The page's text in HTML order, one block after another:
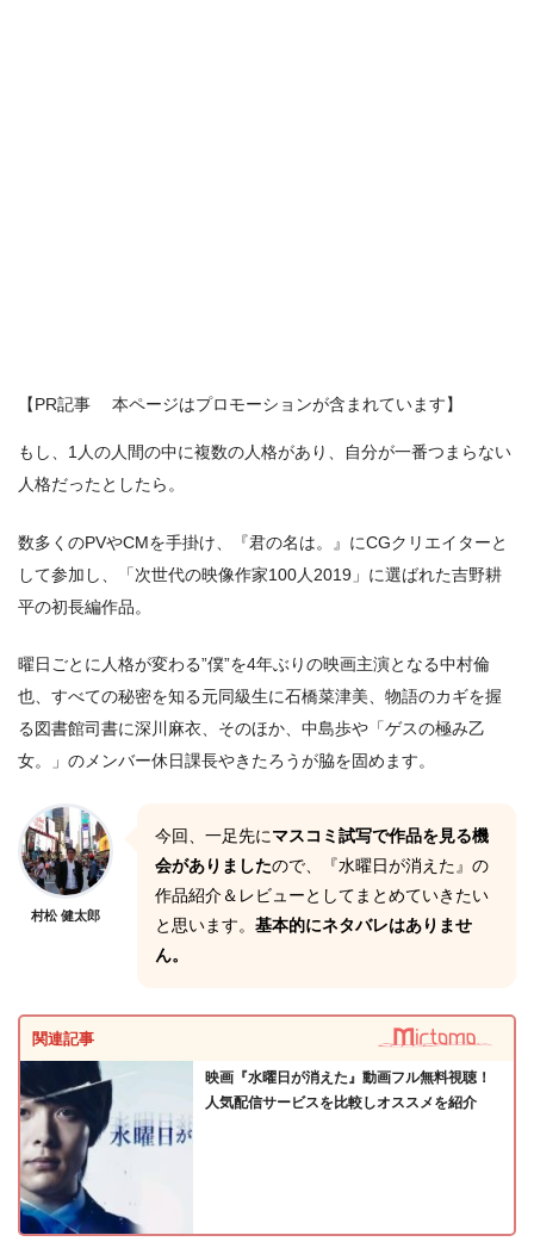
【PR記事 本ページはプロモーションが含まれています】
もし、1人の人間の中に複数の人格があり、自分が一番つまらない
人格だったとしたら。
数多くのPVやCMを手掛け、『君の名は。』にCGクリエイターと
して参加し、「次世代の映像作家100人2019」に選ばれた吉野耕
平の初長編作品。
曜日ごとに人格が変わる”僕”を4年ぶりの映画主演となる中村倫
也、すべての秘密を知る元同級生に石橋菜津美、物語のカギを握
る図書館司書に深川麻衣、そのほか、中島歩や「ゲスの極み乙
女。」のメンバー休日課長やきたろうが脇を固めます。
村松 健太郎
今回、一足先にマスコミ試写で作品を見る機
会がありましたので、『水曜日が消えた』の
作品紹介＆レビューとしてまとめていきたい
と思います。 基本的にネタバレはありませ
ん。
関連記事
映画『水曜日が消えた』動画フル無料視聴！
人気配信サービスを比較しオススメを紹介